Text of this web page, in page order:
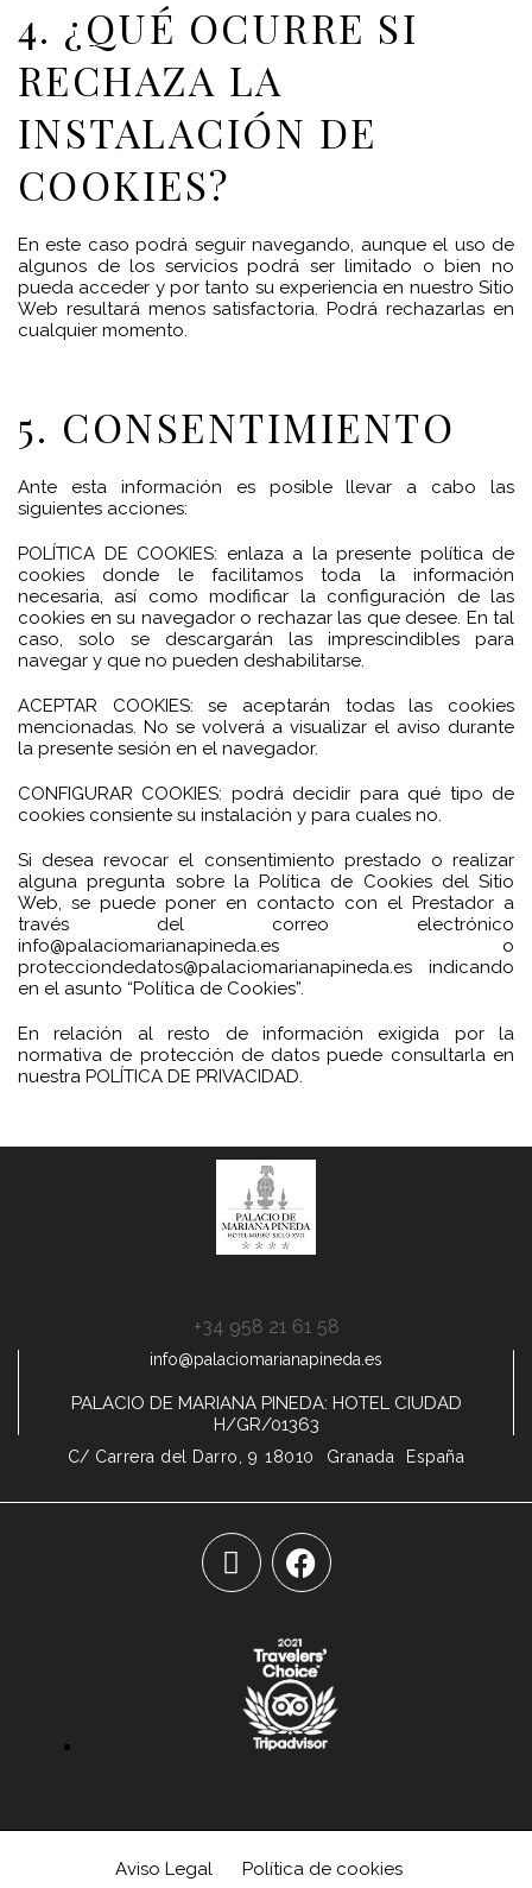
4. ¿QUÉ OCURRE SI
RECHAZA LA
INSTALACIÓN DE
COOKIES?
En este caso podrá seguir navegando, aunque el uso de
algunos de los servicios podrá ser limitado o bien no
pueda acceder y por tanto su experiencia en nuestro Sitio
Web resultará menos satisfactoria. Podrá rechazarlas en
cualquier momento.
5. CONSENTIMIENTO
Ante esta información es posible llevar a cabo las
siguientes acciones:
POLÍTICA DE COOKIES: enlaza a la presente política de
cookies donde le facilitamos toda la información
necesaria, así como modificar la configuración de las
cookies en su navegador o rechazar las que desee. En tal
caso, solo se descargarán las imprescindibles para
navegar y que no pueden deshabilitarse.
ACEPTAR COOKIES: se aceptarán todas las cookies
mencionadas. No se volverá a visualizar el aviso durante
la presente sesión en el navegador.
CONFIGURAR COOKIES: podrá decidir para qué tipo de
cookies consiente su instalación y para cuales no.
Si desea revocar el consentimiento prestado o realizar
alguna pregunta sobre la Política de Cookies del Sitio
Web, se puede poner en contacto con el Prestador a
través del correo electrónico
info@palaciomarianapineda.es o
protecciondedatos@palaciomarianapineda.es indicando
en el asunto “Política de Cookies”.
En relación al resto de información exigida por la
normativa de protección de datos puede consultarla en
nuestra POLÍTICA DE PRIVACIDAD.
+34 958 21 61 58
info@palaciomarianapineda.es
PALACIO DE MARIANA PINEDA: HOTEL CIUDAD
H/GR/01363
C/ Carrera del Darro, 9 18010 Granada España
Aviso Legal Política de cookies